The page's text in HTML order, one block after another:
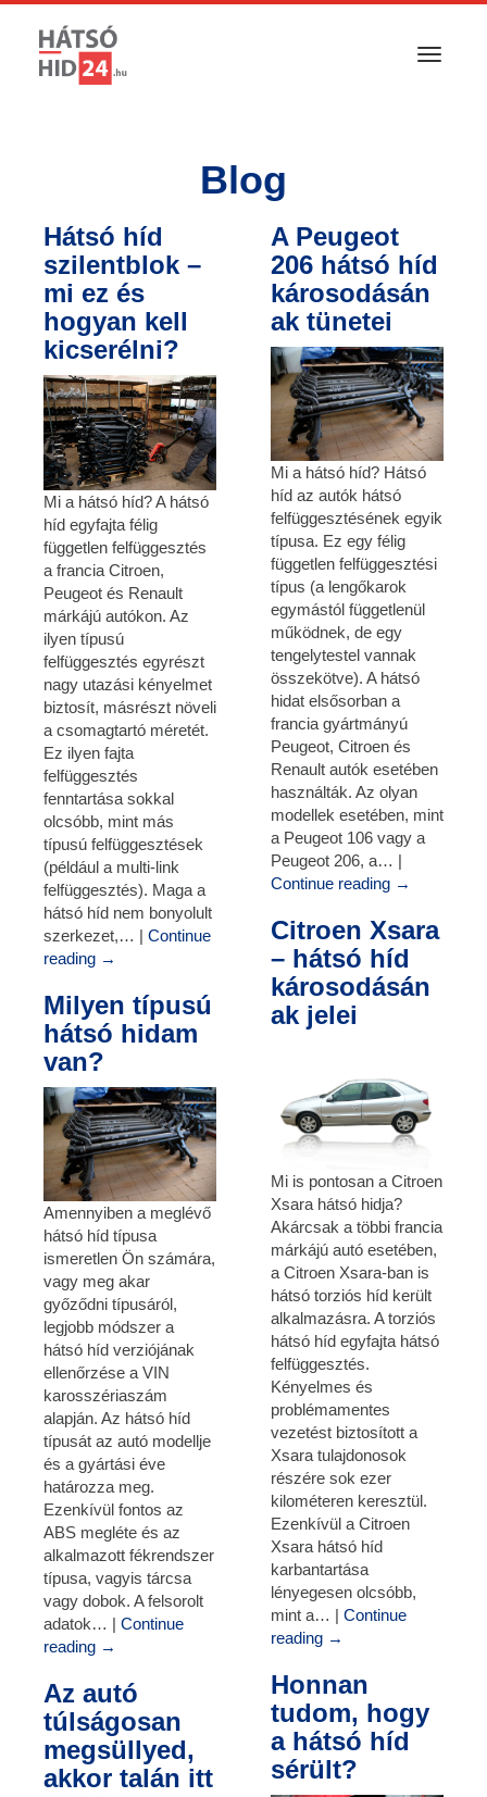
T
i
a
i
o
n
Blog
Hátsó híd
szilentblok –
mi ez és
hogyan kell
kicserélni?
Mi a hátsó híd? A hátsó
híd egyfajta félig
független felfüggesztés
a francia Citroen,
Peugeot és Renault
márkájú autókon. Az
ilyen típusú
felfüggesztés egyrészt
nagy utazási kényelmet
biztosít, másrészt növeli
a csomagtartó méretét.
Ez ilyen fajta
felfüggesztés
fenntartása sokkal
olcsóbb, mint más
típusú felfüggesztések
(például a multi-link
felfüggesztés). Maga a
hátsó híd nem bonyolult
szerkezet,… | Continue
reading →
A Peugeot
206 hátsó híd
károsodásán
ak tünetei
Mi a hátsó híd? Hátsó
híd az autók hátsó
felfüggesztésének egyik
típusa. Ez egy félig
független felfüggesztési
típus (a lengőkarok
egymástól függetlenül
működnek, de egy
tengelytestel vannak
összekötve). A hátsó
hidat elsősorban a
francia gyártmányú
Peugeot, Citroen és
Renault autók esetében
használták. Az olyan
modellek esetében, mint
a Peugeot 106 vagy a
Peugeot 206, a… |
Continue reading →
Citroen Xsara
– hátsó híd
károsodásán
ak jelei
Mi is pontosan a Citroen
Xsara hátsó hidja?
Akárcsak a többi francia
márkájú autó esetében,
a Citroen Xsara-ban is
hátsó torziós híd került
alkalmazásra. A torziós
hátsó híd egyfajta hátsó
felfüggesztés.
Kényelmes és
problémamentes
vezetést biztosított a
Xsara tulajdonosok
részére sok ezer
kilométeren keresztül.
Ezenkívül a Citroen
Xsara hátsó híd
karbantartása
lényegesen olcsóbb,
mint a… | Continue
reading →
Milyen típusú
hátsó hidam
van?
Amennyiben a meglévő
hátsó híd típusa
ismeretlen Ön számára,
vagy meg akar
győződni típusáról,
legjobb módszer a
hátsó híd verziójának
ellenőrzése a VIN
karosszériaszám
alapján. Az hátsó híd
típusát az autó modellje
és a gyártási éve
határozza meg.
Ezenkívül fontos az
ABS megléte és az
alkalmazott fékrendszer
típusa, vagyis tárcsa
vagy dobok. A felsorolt
adatok… | Continue
reading →
Honnan
tudom, hogy
a hátsó híd
sérült?
Az autó
túlságosan
megsüllyed,
akkor talán itt